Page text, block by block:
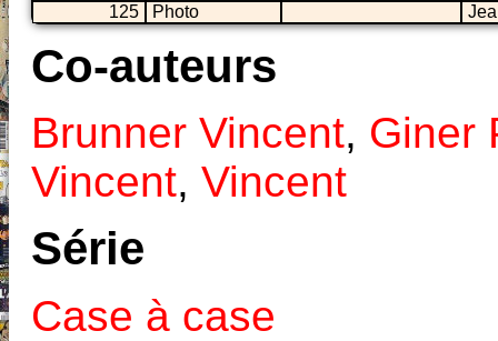
125
Photo
Co-auteurs
Brunner Vincent, Giner
Vincent, Vincent
Série
Case à case